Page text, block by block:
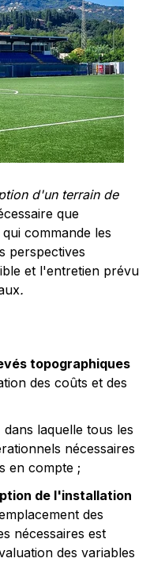
d'un terrain de
que
commande les
perspectives
et l'entretien prévu
.
topographiques
des coûts et des
dans laquelle tous les
nécessaires
en compte ;
de l'installation
des
nécessaires est
des variables